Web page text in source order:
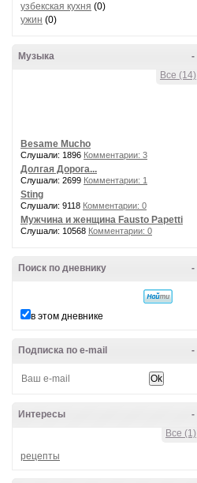
узбекская кухня (0)
ужин (0)
-
Музыка
Все (14)
Besame Mucho
Слушали: 1896 Комментарии: 3
Долгая Дорога...
Слушали: 2699 Комментарии: 1
Sting
Слушали: 9118 Комментарии: 0
Мужчина и женщина Fausto Papetti
Слушали: 10568 Комментарии: 0
-
Поиск по дневнику
в этом дневнике
-
Подписка по e-mail
-
Интересы
Все (1)
рецепты